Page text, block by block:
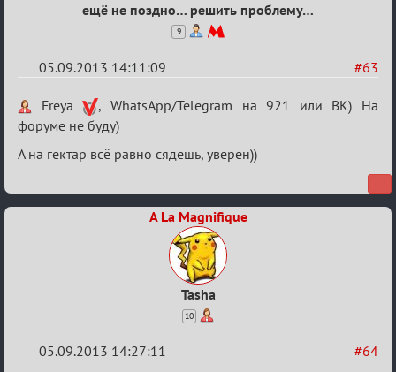
ещё не поздно… решить проблему…
9
#63
05.09.2013 14:11:09
Re:
Годовщина
2013
Freya
, WhatsApp/Telegram на 921 или ВК) На
форуме не буду)
А на гектар всё равно сядешь, уверен))
A La Magnifique
Tasha
10
#64
05.09.2013 14:27:11